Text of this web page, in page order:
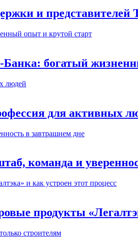
и представителей
богатый
для активных
команда и
продукты